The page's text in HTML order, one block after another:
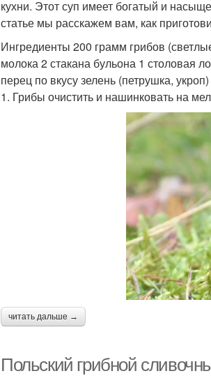
кухни. Этот суп имеет богатый и
статье мы расскажем вам, как
Ингредиенты 200 грамм грибов
молока 2 стакана бульона 1 столовая
перец по вкусу зелень (петрушка,
1. Грибы очистить и нашинковать на
читать дальше →
Польский грибной